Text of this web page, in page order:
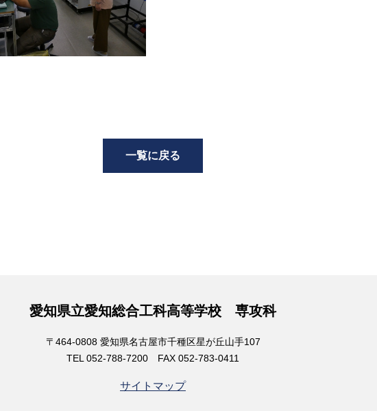
一覧に戻る
愛知県立愛知総合工科高等学校 専攻科
〒464-0808 愛知県名古屋市千種区星が丘山手107
TEL 052-788-7200 FAX 052-783-0411
サイトマップ